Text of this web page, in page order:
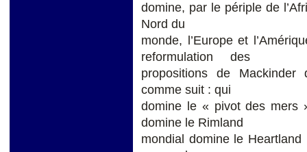
domine, par le périple de
Nord du
monde, l’Europe et
reformulation des
propositions de
comme suit : qui
domine le « pivot des mers
domine le Rimland
mondial domine le Heartland